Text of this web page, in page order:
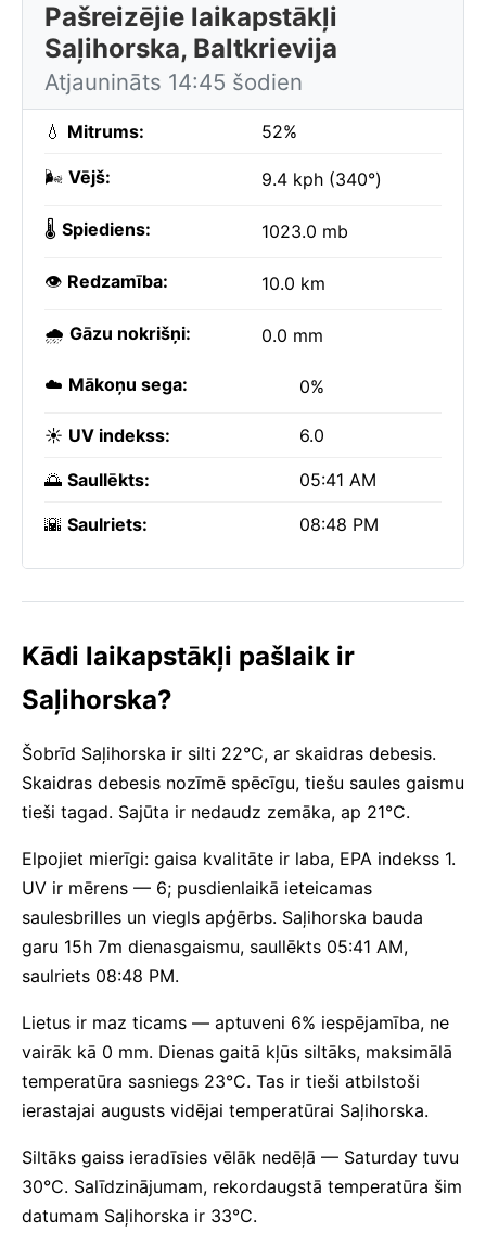
Pašreizējie laikapstākļi
Saļihorska, Baltkrievija
Atjaunināts 14:45 šodien
💧 Mitrums: 52%
🌬️ Vējš: 9.4 kph (340°)
🌡️ Spiediens: 1023.0 mb
👁️ Redzamība: 10.0 km
🌧️ Gāzu nokrišņi: 0.0 mm
☁️ Mākoņu sega: 0%
☀️ UV indekss: 6.0
🌅 Saullēkts: 05:41 AM
🌇 Saulriets: 08:48 PM
Kādi laikapstākļi pašlaik ir
Saļihorska?
Šobrīd Saļihorska ir silti 22°C, ar skaidras debesis.
Skaidras debesis nozīmē spēcīgu, tiešu saules gaismu
tieši tagad. Sajūta ir nedaudz zemāka, ap 21°C.
Elpojiet mierīgi: gaisa kvalitāte ir laba, EPA indekss 1.
UV ir mērens — 6; pusdienlaikā ieteicamas
saulesbrilles un viegls apģērbs. Saļihorska bauda
garu 15h 7m dienasgaismu, saullēkts 05:41 AM,
saulriets 08:48 PM.
Lietus ir maz ticams — aptuveni 6% iespējamība, ne
vairāk kā 0 mm. Dienas gaitā kļūs siltāks, maksimālā
temperatūra sasniegs 23°C. Tas ir tieši atbilstoši
ierastajai augusts vidējai temperatūrai Saļihorska.
Siltāks gaiss ieradīsies vēlāk nedēļā — Saturday tuvu
30°C. Salīdzinājumam, rekordaugstā temperatūra šim
datumam Saļihorska ir 33°C.